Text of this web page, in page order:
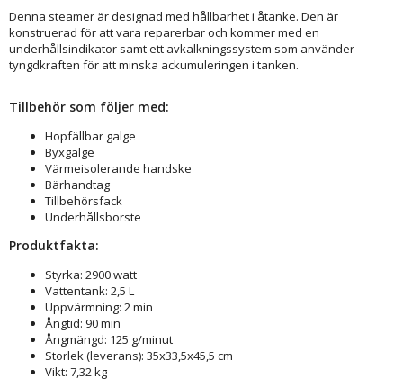
Denna steamer är designad med hållbarhet i åtanke. Den är
konstruerad för att vara reparerbar och kommer med en
underhållsindikator samt ett avkalkningssystem som använder
tyngdkraften för att minska ackumuleringen i tanken.
Tillbehör som följer med:
Hopfällbar galge
Byxgalge
Värmeisolerande handske
Bärhandtag
Tillbehörsfack
Underhållsborste
Produktfakta:
Styrka: 2900 watt
Vattentank: 2,5 L
Uppvärmning: 2 min
Ångtid: 90 min
Ångmängd: 125 g/minut
Storlek (leverans): 35x33,5x45,5 cm
Vikt: 7,32 kg